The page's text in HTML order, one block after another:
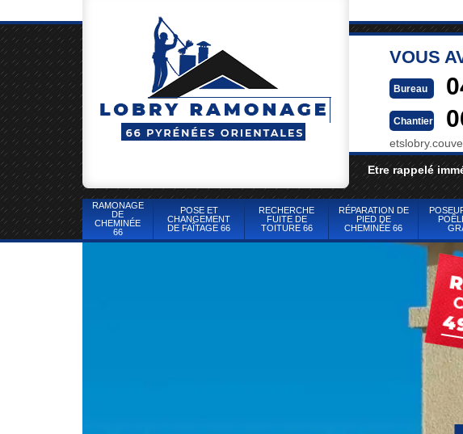
VOUS
Bureau
Chantier
Etre rappelé
RAMONAGE
DE
CHEMINÉE
66
POSE ET
CHANGEMENT
DE FAÎTAGE 66
RECHERCHE
FUITE DE
TOITURE 66
RÉPARATION DE
PIED DE
CHEMINÉE 66